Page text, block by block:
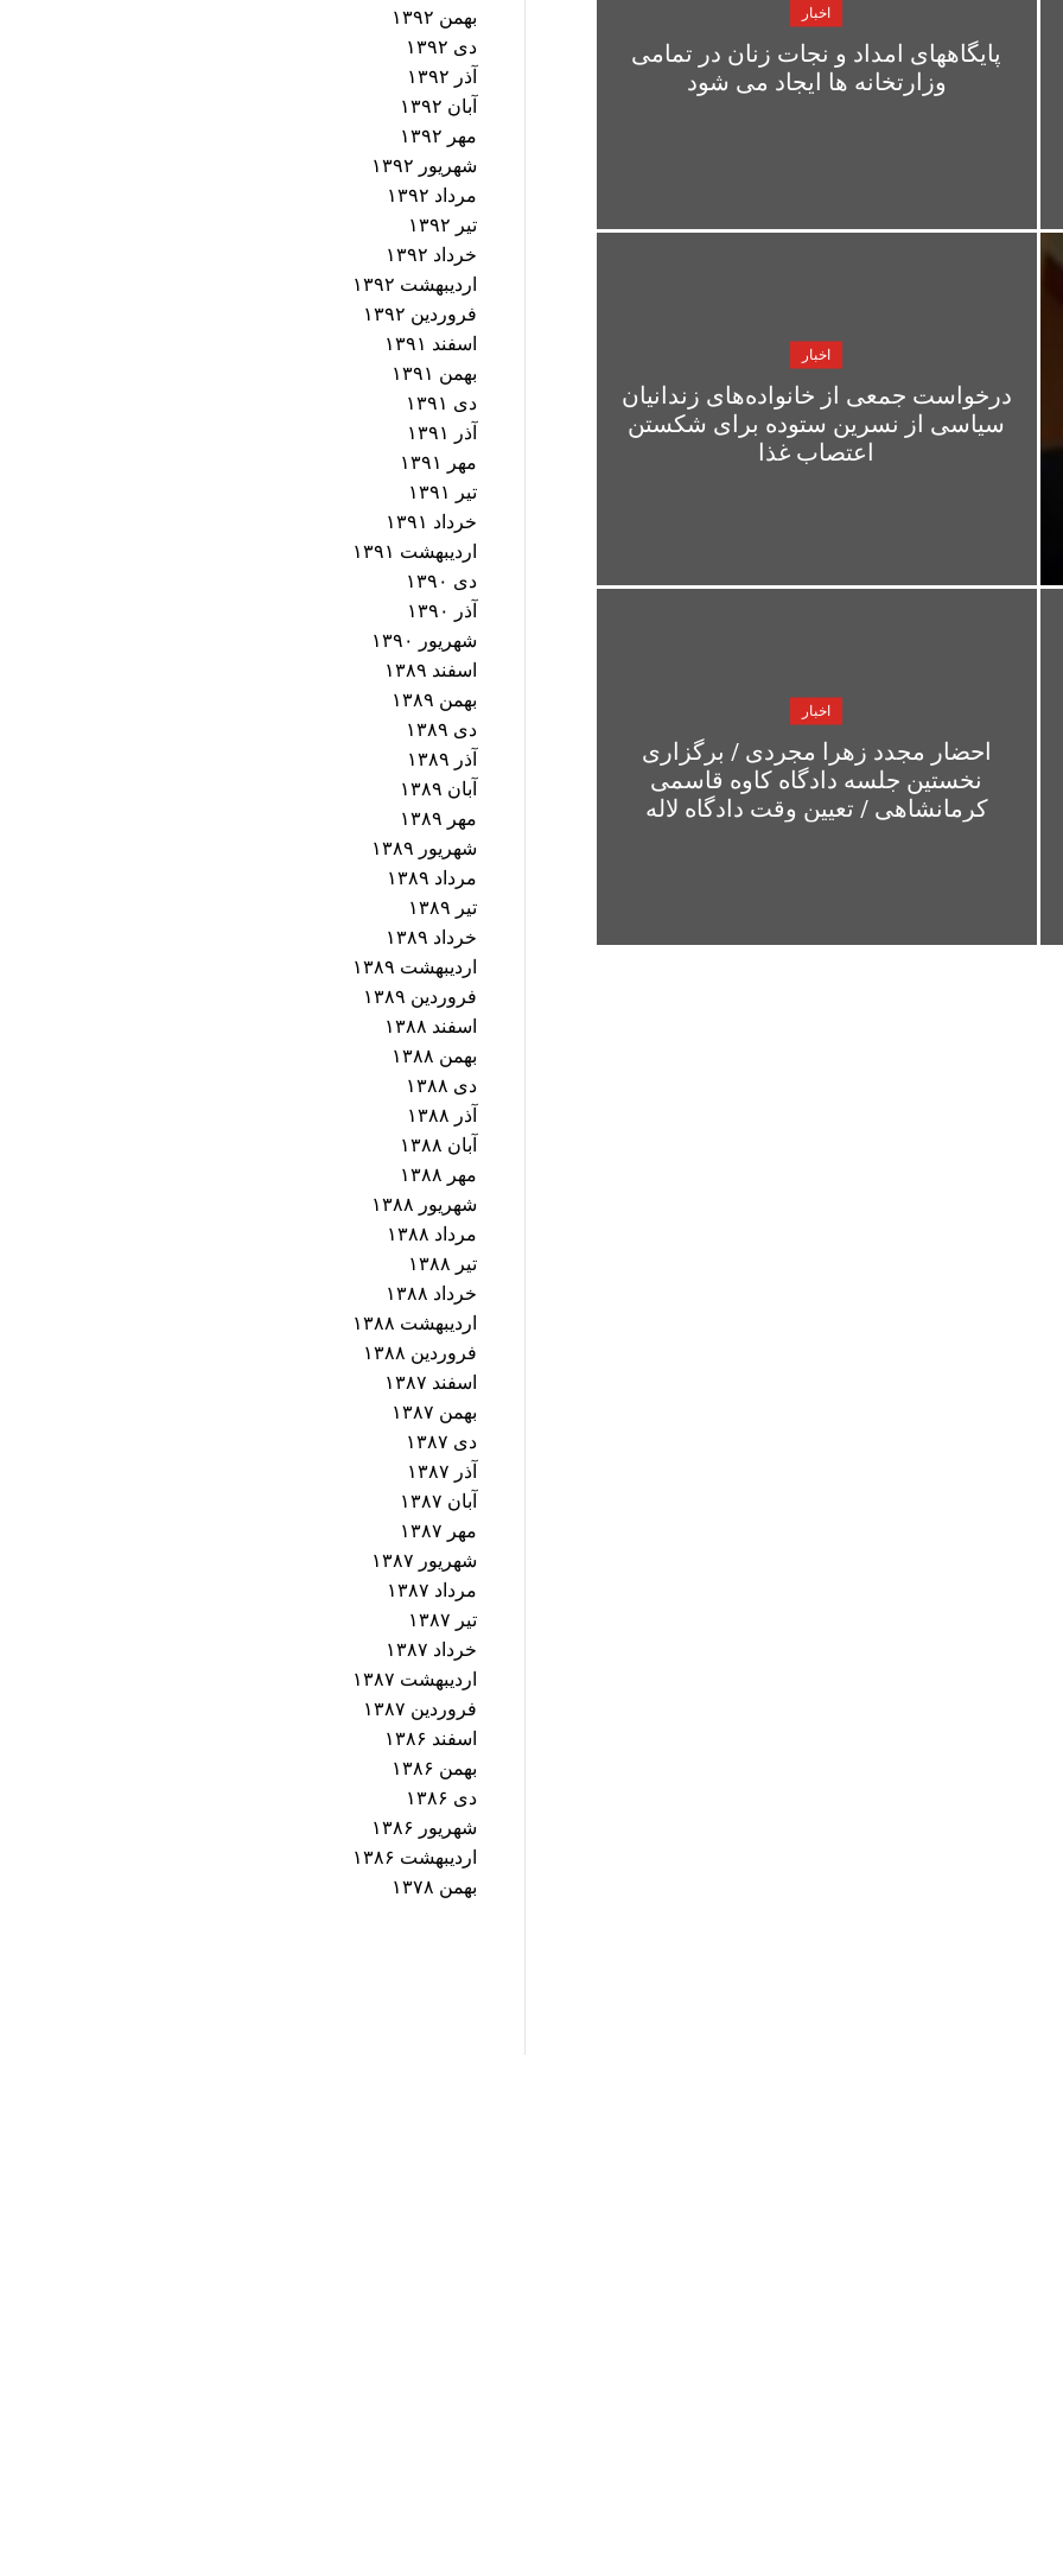
اخبار
پایگاههای امداد و نجات زنان در تمامی
وزارتخانه ها ایجاد می شود
اخبار
درخواست جمعی از خانواده‌های زندانیان
سیاسی از نسرین ستوده برای شکستن
اعتصاب غذا
اخبار
احضار مجدد زهرا مجردی / برگزاری
نخستین جلسه‌ دادگاه کاوه قاسمی
کرمانشاهی / تعیین وقت دادگاه لاله
بهمن ۱۳۹۲
دی ۱۳۹۲
آذر ۱۳۹۲
آبان ۱۳۹۲
مهر ۱۳۹۲
شهریور ۱۳۹۲
مرداد ۱۳۹۲
تیر ۱۳۹۲
خرداد ۱۳۹۲
اردیبهشت ۱۳۹۲
فروردین ۱۳۹۲
اسفند ۱۳۹۱
بهمن ۱۳۹۱
دی ۱۳۹۱
آذر ۱۳۹۱
مهر ۱۳۹۱
تیر ۱۳۹۱
خرداد ۱۳۹۱
اردیبهشت ۱۳۹۱
دی ۱۳۹۰
آذر ۱۳۹۰
شهریور ۱۳۹۰
اسفند ۱۳۸۹
بهمن ۱۳۸۹
دی ۱۳۸۹
آذر ۱۳۸۹
آبان ۱۳۸۹
مهر ۱۳۸۹
شهریور ۱۳۸۹
مرداد ۱۳۸۹
تیر ۱۳۸۹
خرداد ۱۳۸۹
اردیبهشت ۱۳۸۹
فروردین ۱۳۸۹
اسفند ۱۳۸۸
بهمن ۱۳۸۸
دی ۱۳۸۸
آذر ۱۳۸۸
آبان ۱۳۸۸
مهر ۱۳۸۸
شهریور ۱۳۸۸
مرداد ۱۳۸۸
تیر ۱۳۸۸
خرداد ۱۳۸۸
اردیبهشت ۱۳۸۸
فروردین ۱۳۸۸
اسفند ۱۳۸۷
بهمن ۱۳۸۷
دی ۱۳۸۷
آذر ۱۳۸۷
آبان ۱۳۸۷
مهر ۱۳۸۷
شهریور ۱۳۸۷
مرداد ۱۳۸۷
تیر ۱۳۸۷
خرداد ۱۳۸۷
اردیبهشت ۱۳۸۷
فروردین ۱۳۸۷
اسفند ۱۳۸۶
بهمن ۱۳۸۶
دی ۱۳۸۶
شهریور ۱۳۸۶
اردیبهشت ۱۳۸۶
بهمن ۱۳۷۸